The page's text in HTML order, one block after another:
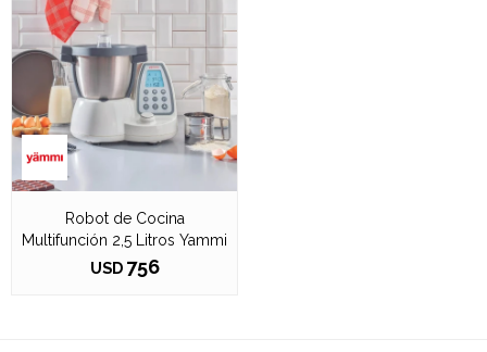
Robot de Cocina
Multifunción 2,5 Litros Yammi
USD 756